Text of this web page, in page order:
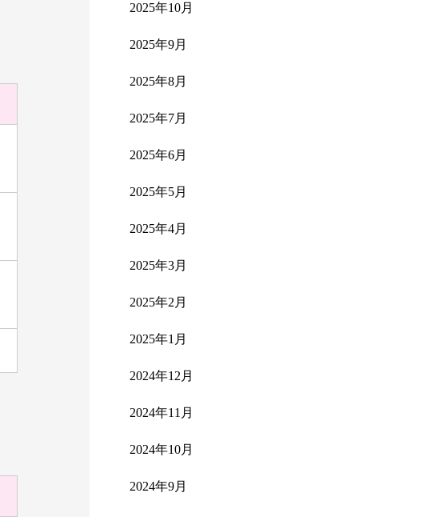
2025年10月
2025年9月
2025年8月
2025年7月
2025年6月
2025年5月
2025年4月
2025年3月
2025年2月
2025年1月
2024年12月
2024年11月
2024年10月
2024年9月